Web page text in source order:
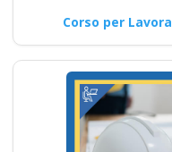
base
per
Corso per